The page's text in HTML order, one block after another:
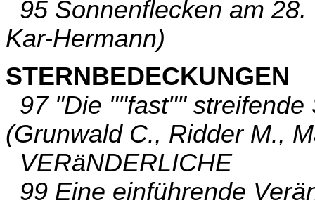
95 Sonnenflecken am
Kar-Hermann)
STERNBEDECKUNGEN
97 "Die ""fast""
(Grunwald C., Ridder M.,
VERäNDERLICHE
99 Eine einführende